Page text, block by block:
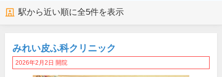
駅から近い順に全5件を表示
みれい皮ふ科クリニック
2026年2月2日 開院